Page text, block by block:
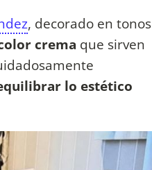
, decorado en tonos
crema que sirven
lo estético